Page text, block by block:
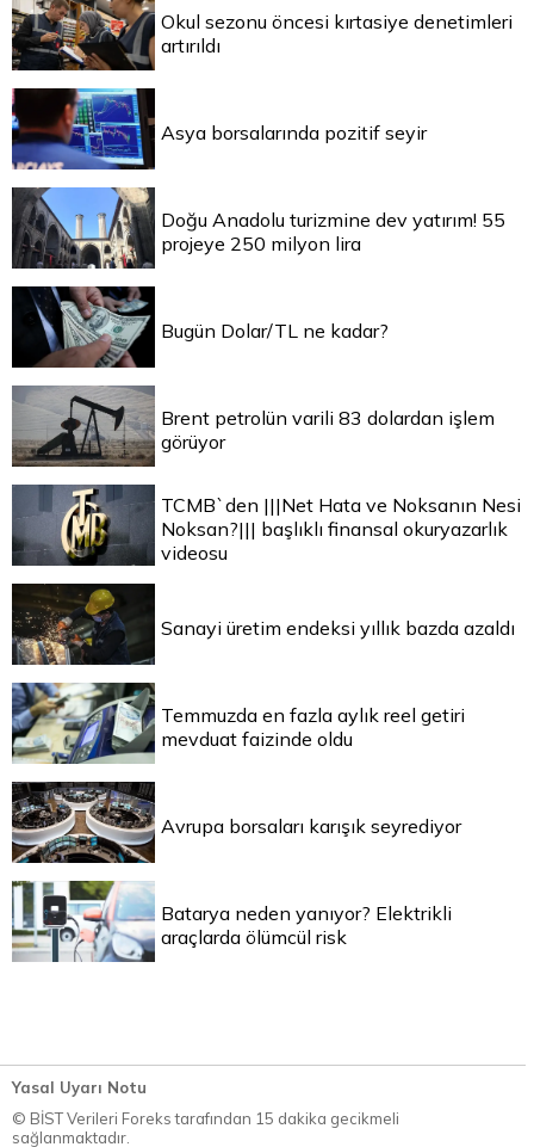
Okul sezonu öncesi kırtasiye denetimleri
artırıldı
Asya borsalarında pozitif seyir
Doğu Anadolu turizmine dev yatırım! 55
projeye 250 milyon lira
Bugün Dolar/TL ne kadar?
Brent petrolün varili 83 dolardan işlem
görüyor
TCMB`den |||Net Hata ve Noksanın Nesi
Noksan?||| başlıklı finansal okuryazarlık
videosu
Sanayi üretim endeksi yıllık bazda azaldı
Temmuzda en fazla aylık reel getiri
mevduat faizinde oldu
Avrupa borsaları karışık seyrediyor
Batarya neden yanıyor? Elektrikli
araçlarda ölümcül risk
Yasal Uyarı Notu
© BİST Verileri Foreks tarafından 15 dakika gecikmeli
sağlanmaktadır.